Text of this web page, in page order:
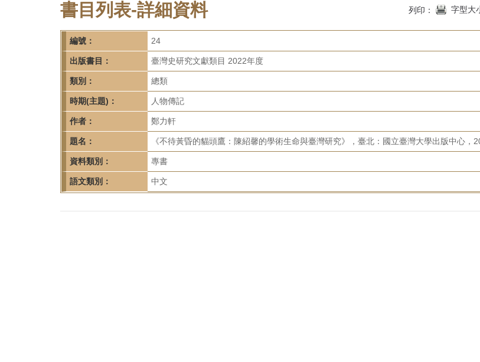
史
研
究
所-
首
頁
書目列表-詳細資料 列印： 字型大
編號： 24
出版書目： 臺灣史研究文獻類目 2022年度
類別： 總類
時期(主題)： 人物傳記
作者： 鄭力軒
題名： 《不待黃昏的貓頭鷹：陳紹馨的學術生命與臺灣研究》，臺北：國立臺灣大學出版中心，
資料類別： 專書
語文類別： 中文